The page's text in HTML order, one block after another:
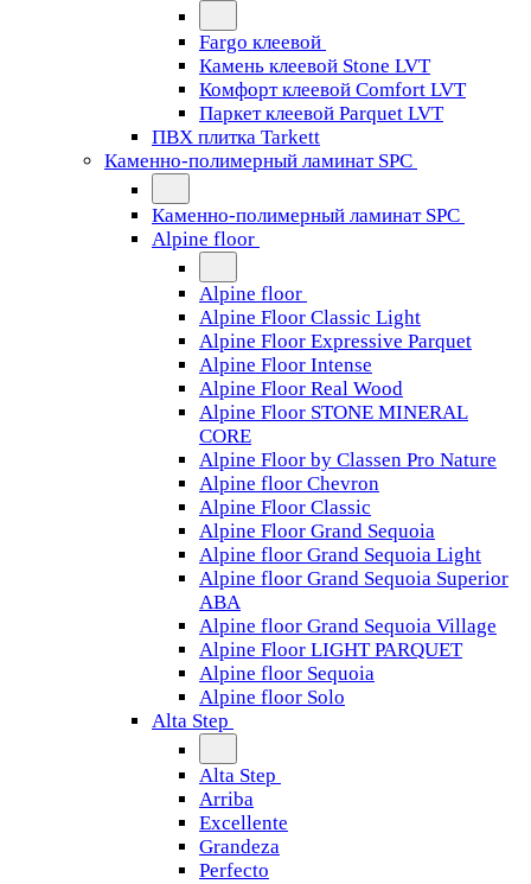
Fargo клеевой
Камень клеевой Stone LVT
Комфорт клеевой Comfort LVT
Паркет клеевой Parquet LVT
ПВХ плитка Tarkett
Каменно-полимерный ламинат SPC
Каменно-полимерный ламинат SPC
Alpine floor
Alpine floor
Alpine Floor Classic Light
Alpine Floor Expressive Parquet
Alpine Floor Intense
Alpine Floor Real Wood
Alpine Floor STONE MINERAL
CORE
Alpine Floor by Classen Pro Nature
Alpine floor Chevron
Alpine Floor Classic
Alpine Floor Grand Sequoia
Alpine floor Grand Sequoia Light
Alpine floor Grand Sequoia Superior
ABA
Alpine floor Grand Sequoia Village
Alpine Floor LIGHT PARQUET
Alpine floor Sequoia
Alpine floor Solo
Alta Step
Alta Step
Arriba
Excellente
Grandeza
Perfecto